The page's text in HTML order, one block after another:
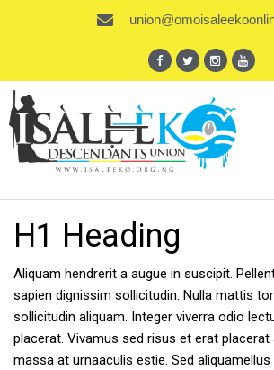
H1 Heading
Aliquam hendrerit a augue in suscipit.
sapien dignissim sollicitudin. Nulla mattis
sollicitudin aliquam. Integer viverra odio
placerat. Vivamus sed risus et erat placerat
massa at urnaaculis estie. Sed